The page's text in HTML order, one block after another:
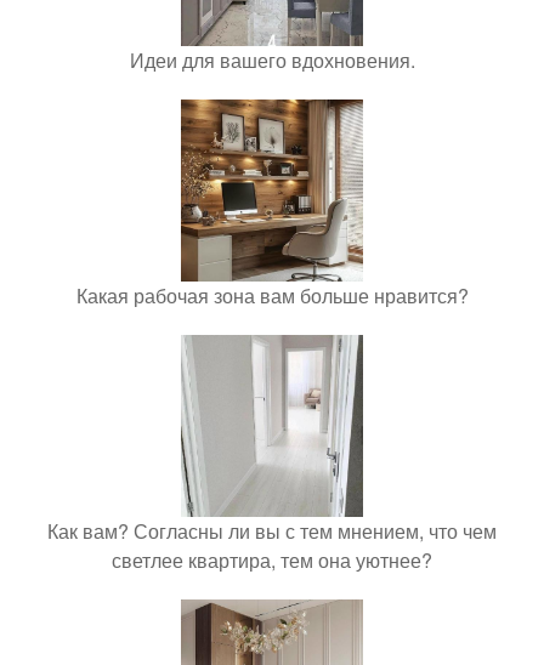
Идеи для вашего вдохновения.
Какая рабочая зона вам больше нравится?
Как вам? Согласны ли вы с тем мнением, что чем
светлее квартира, тем она уютнее?